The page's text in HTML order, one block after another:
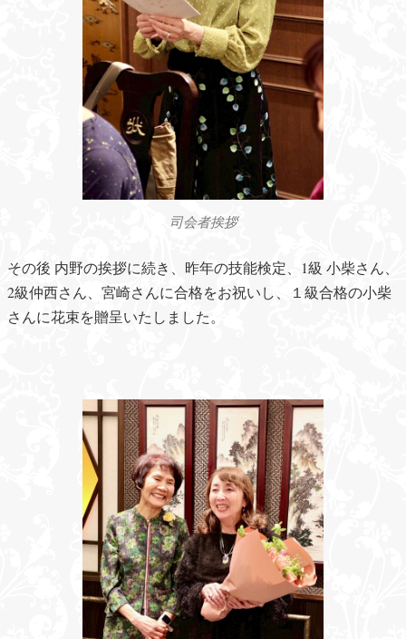
司会者挨拶
その後 内野の挨拶に続き、昨年の技能検定、1級 小柴さん、
2級仲西さん、宮崎さんに合格をお祝いし、１級合格の小柴
さんに花束を贈呈いたしました。